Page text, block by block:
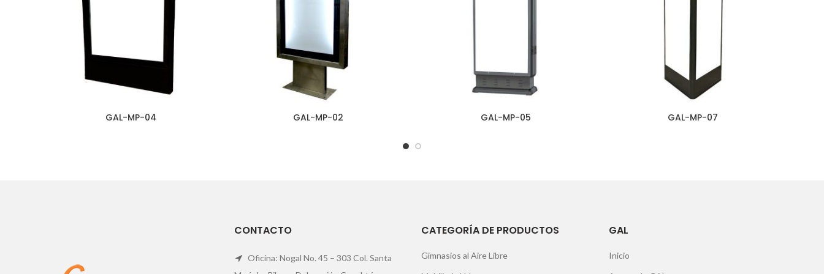
GAL-MP-04 GAL-MP-02 GAL-MP-05 GAL-MP-07
CONTACTO
Oficina: Nogal No. 45 – 303 Col. Santa
CATEGORÍA DE PRODUCTOS
Gimnasios al Aire Libre
GAL
Inicio